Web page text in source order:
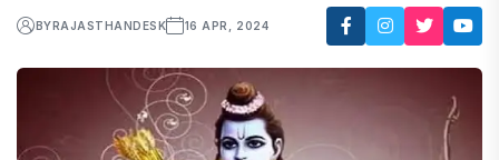
BY RAJASTHANDESK 16 APR, 2024